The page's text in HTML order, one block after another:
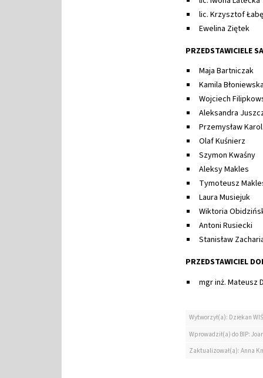
lic. Krzysztof
Ewelina Ziętek
PRZEDSTAWICIELE
Maja Bartniczak
Kamila
Wojciech
Aleksandra
Przemysław
Olaf Kuśnierz
Szymon Kwaśny
Aleksy Makles
Tymoteusz
Laura Musiejuk
Wiktoria
Antoni Rusiecki
Stanisław
PRZEDSTAWICIEL
mgr inż. Mateusz
Wytworzył(a): Dziekan WIŚ
Wprowadził(a) do BIP:
Zaktualizował(a): Anna